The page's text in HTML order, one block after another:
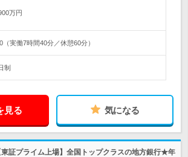
万円
（実働7時間40分／休憩60分）
制
見る 気になる
証プライム上場】全国トップクラスの地方銀行★年